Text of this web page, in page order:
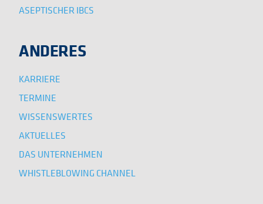
ASEPTISCHER IBCS
ANDERES
KARRIERE
TERMINE
WISSENSWERTES
AKTUELLES
DAS UNTERNEHMEN
WHISTLEBLOWING CHANNEL